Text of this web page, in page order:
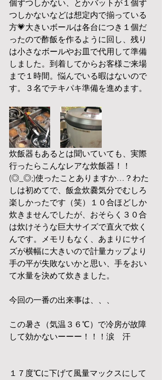
個ずつしかない、とかバットが１個ず
つしかないなどは想定内で揃っている
方💗大きいボールは各台につき１個だ
ったので酢飯を作るように回し、残り
は小さなボールやお皿で代用して準備
しました。到着してからお客様ご来場
まで１時間。悩んでいる暇はないので
す。３名でテキパキ準備を進めます。
炊飯器もあるとは聞いていても、実際
行ったらこんなレアな炊飯器！！
(◎_◎;)使ったことありますか…？わた
しは初めてで、飯盒炊爨気分でむしろ
楽しかったです（笑）１０合ほどしか
炊きませんでしたが、おそらく３０合
は炊けそうな巨大サイズで直火で炊く
んです。メモリもなく、あまりにサイ
ズが横幅に大きいので計量カップより
手の平が失敗ないかと思い、手をおい
て水量を決めて炊きました。
今回の一番の出来事は、、、
この暑さ（気温３６℃）で冷房が故障
して効かないーーー！！！涙　汗
１７度℃に下げて風量マックスにして